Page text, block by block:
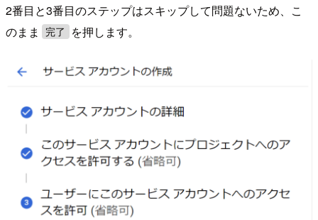
2番目と3番目のステップはスキップして問題ないため、こ
のまま
完了 を押します。